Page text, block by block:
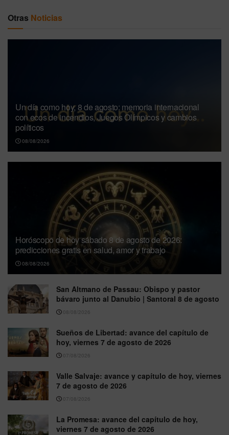
Otras Noticias
Un día como hoy, 8 de agosto: memoria internacional
con ecos de incendios, Juegos Olímpicos y cambios
políticos
08/08/2026
Horóscopo de hoy sábado 8 de agosto de 2026:
predicciones gratis en salud, amor y trabajo
08/08/2026
San Altmano de Passau: Obispo y pastor
bávaro junto al Danubio | Santoral 8 de agosto
08/08/2026
Sueños de Libertad: avance del capítulo de
hoy, viernes 7 de agosto de 2026
07/08/2026
Valle Salvaje: avance y capítulo de hoy, viernes
7 de agosto de 2026
07/08/2026
La Promesa: avance del capítulo de hoy,
viernes 7 de agosto de 2026